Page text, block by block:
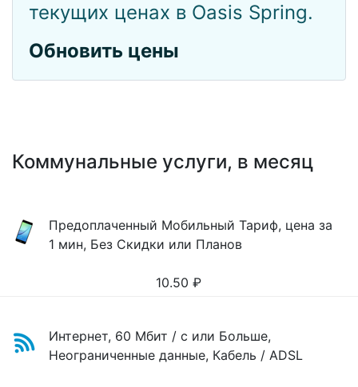
текущих ценах в Oasis Spring.
Обновить цены
Коммунальные услуги, в месяц
Предоплаченный Мобильный Тариф, цена за
1 мин, Без Скидки или Планов
10.50 ₽
Интернет, 60 Мбит / с или Больше,
Неограниченные данные, Кабель / ADSL